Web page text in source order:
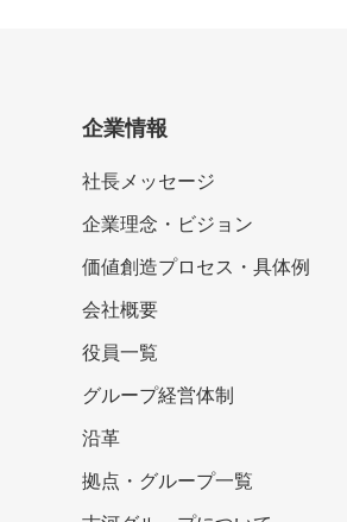
企業情報
社長メッセージ
企業理念・ビジョン
価値創造プロセス・具体例
会社概要
役員一覧
グループ経営体制
沿革
拠点・グループ一覧